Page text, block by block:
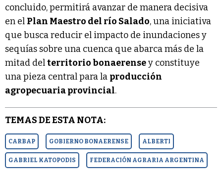
concluido, permitirá avanzar de manera decisiva
en el Plan Maestro del río Salado, una iniciativa
que busca reducir el impacto de inundaciones y
sequías sobre una cuenca que abarca más de la
mitad delterritorio bonaerensey constituye
una pieza central para la producción
agropecuaria provincial.
TEMAS DE ESTA NOTA:
CARBAP GOBIERNO BONAERENSE ALBERTI
GABRIEL KATOPODIS FEDERACIÓN AGRARIA ARGENTINA